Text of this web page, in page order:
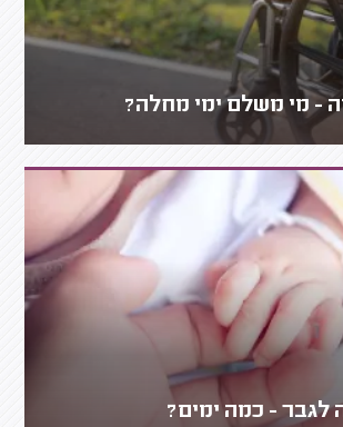
- מי משלם ימי מחלה?
לגבר - כמה ימים?